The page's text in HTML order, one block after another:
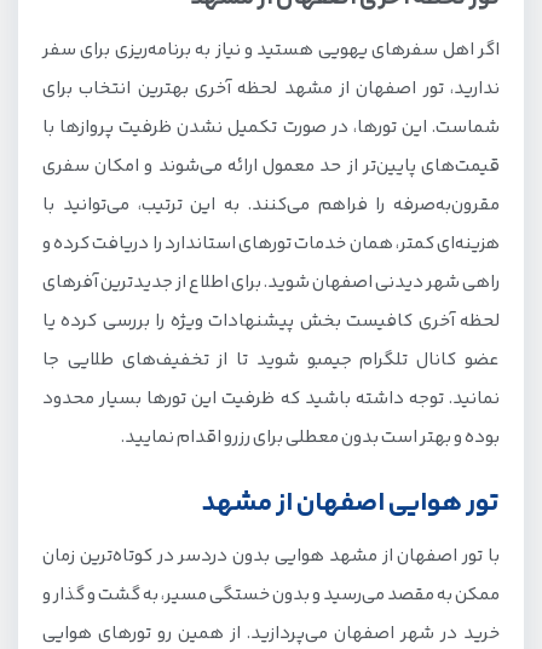
اگر اهل سفرهای یهویی هستید و نیاز به برنامه‌ریزی برای سفر
ندارید، تور اصفهان از مشهد لحظه آخری بهترین انتخاب برای
شماست. این تورها، در صورت تکمیل نشدن ظرفیت پروازها با
قیمت‌های پایین‌تر از حد معمول ارائه می‌شوند و امکان سفری
مقرون‌به‌صرفه را فراهم می‌کنند. به این ترتیب، می‌توانید با
هزینه‌ای کمتر، همان خدمات تورهای استاندارد را دریافت کرده و
راهی شهر دیدنی اصفهان شوید. برای اطلاع از جدیدترین آفرهای
لحظه آخری کافیست بخش پیشنهادات ویژه را بررسی کرده یا
عضو کانال تلگرام جیمبو شوید تا از تخفیف‌های طلایی جا
نمانید. توجه داشته باشید که ظرفیت این تورها بسیار محدود
بوده و بهتر است بدون معطلی برای رزرو اقدام نمایید.
تور هوایی اصفهان از مشهد
با تور اصفهان از مشهد هوایی بدون دردسر در کوتاه‌ترین زمان
ممکن به مقصد می‌رسید و بدون خستگی مسیر، به گشت و گذار و
خرید در شهر اصفهان می‌پردازید. از همین رو تورهای هوایی